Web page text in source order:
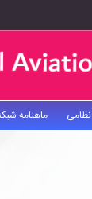
نظامی ماهنامه